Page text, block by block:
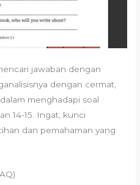
jawaban dengan
dengan cermat,
menghadapi soal
14-15. Ingat, kunci
dan pemahaman yang